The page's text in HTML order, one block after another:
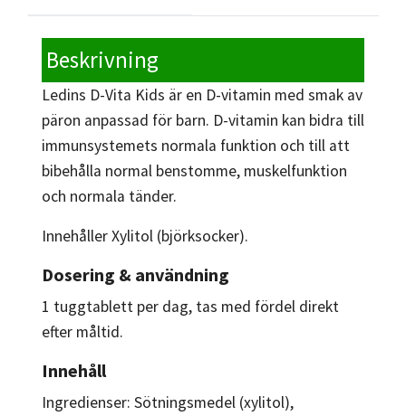
Beskrivning
Ledins D-Vita Kids är en D-vitamin med smak av
päron anpassad för barn. D-vitamin kan bidra till
immunsystemets normala funktion och till att
bibehålla normal benstomme, muskelfunktion
och normala tänder.
Innehåller Xylitol (björksocker).
Dosering & användning
1 tuggtablett per dag, tas med fördel direkt
efter måltid.
Innehåll
Ingredienser: Sötningsmedel (xylitol),